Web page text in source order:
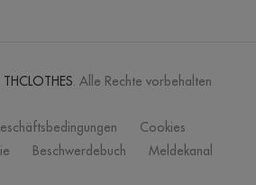
THCLOTHES. Alle Rechte vorbehalten
Cookies
Beschwerdebuch Meldekanal